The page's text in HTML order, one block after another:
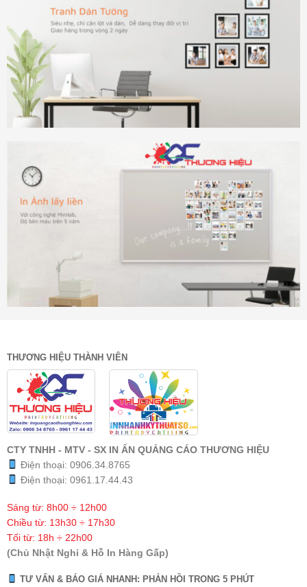
THƯƠNG HIỆU THÀNH VIÊN
CTY TNHH - MTV - SX IN ẤN QUẢNG CÁO THƯƠNG HIỆU
Điện thoại: 0906.34.8765
Điện thoại: 0961.17.44.43
Sáng từ: 8h00 ÷ 12h00
Chiều từ: 13h30 ÷ 17h30
Tối từ: 18h ÷ 22h00
(Chủ Nhật Nghỉ & Hỗ In Hàng Gấp)
TƯ VẤN & BÁO GIÁ NHANH: PHẢN HỒI TRONG 5 PHÚT